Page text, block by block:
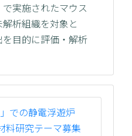
実施されたマウス
析組織を対象と
目的に評価・解析
での静電浮遊炉
料研究テーマ募集